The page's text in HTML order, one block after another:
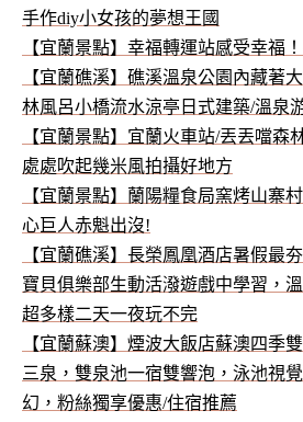
手作diy小女孩的夢想王國
【宜蘭景點】幸福轉運站感受幸福
【宜蘭礁溪】礁溪溫泉公園內藏著
林風呂小橋流水涼亭日式建築/溫泉
【宜蘭景點】宜蘭火車站/丟丟噹森
處處吹起幾米風拍攝好地方
【宜蘭景點】蘭陽糧食局窯烤山寨
心巨人赤魁出沒!
【宜蘭礁溪】長榮鳳凰酒店暑假最
寶貝俱樂部生動活潑遊戲中學習，
超多樣二天一夜玩不完
【宜蘭蘇澳】煙波大飯店蘇澳四季
三泉，雙泉池一宿雙響泡，泳池視
幻，粉絲獨享優惠/住宿推薦